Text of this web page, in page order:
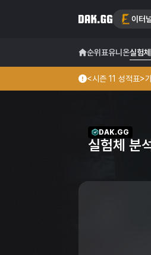
이터
순위표유니온실험체
<시즌 11 성적표>
DAK.GG
실험체 분